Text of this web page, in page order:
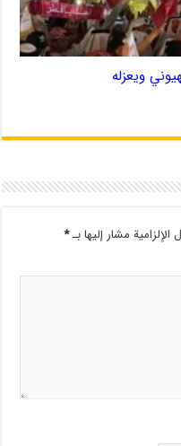
الإلزامية مشار إليها بـ*